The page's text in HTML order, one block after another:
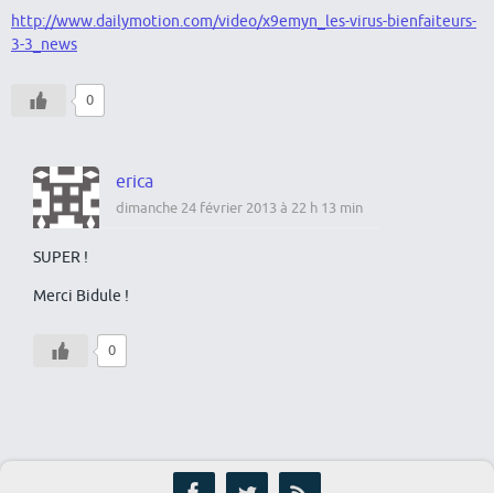
http://www.dailymotion.com/video/x9emyn_les-virus-bienfaiteurs-
3-3_news
0
erica
dimanche 24 février 2013 à 22 h 13 min
SUPER !
Merci Bidule !
0